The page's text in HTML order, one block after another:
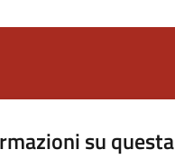
su questa